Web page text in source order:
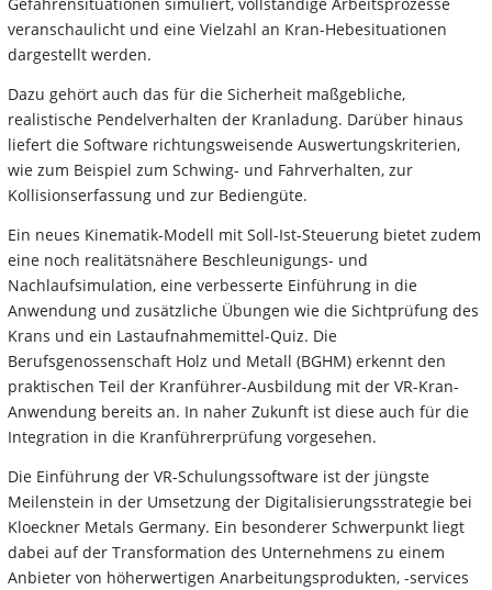
veranschaulicht und eine Vielzahl an Kran-Hebesituationen
dargestellt werden.
Dazu gehört auch das für die Sicherheit maßgebliche,
realistische Pendelverhalten der Kranladung. Darüber hinaus
liefert die Software richtungsweisende Auswertungskriterien,
wie zum Beispiel zum Schwing- und Fahrverhalten, zur
Kollisionserfassung und zur Bediengüte.
Ein neues Kinematik-Modell mit Soll-Ist-Steuerung bietet zudem
eine noch realitätsnähere Beschleunigungs- und
Nachlaufsimulation, eine verbesserte Einführung in die
Anwendung und zusätzliche Übungen wie die Sichtprüfung des
Krans und ein Lastaufnahmemittel-Quiz. Die
Berufsgenossenschaft Holz und Metall (BGHM) erkennt den
praktischen Teil der Kranführer-Ausbildung mit der VR-Kran-
Anwendung bereits an. In naher Zukunft ist diese auch für die
Integration in die Kranführerprüfung vorgesehen.
Die Einführung der VR-Schulungssoftware ist der jüngste
Meilenstein in der Umsetzung der Digitalisierungsstrategie bei
Kloeckner Metals Germany. Ein besonderer Schwerpunkt liegt
dabei auf der Transformation des Unternehmens zu einem
Anbieter von höherwertigen Anarbeitungsprodukten, -services